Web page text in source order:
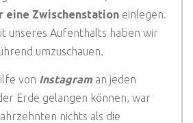
eine Zwischenstation einlegen.
unseres Aufenthalts haben wir
umzuschauen.
von Instagram an jeden
Erde gelangen können, war
nichts als die